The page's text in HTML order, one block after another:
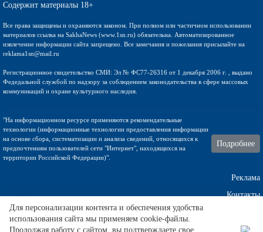
Содержит материалы 18+
Все права защищены и охраняются законом. При полном или частичном использовании
материалов ссылка на SakhaNews (www.1sn.ru) обязательна. Автоматизированное
извлечение информации сайта запрещено. Все замечания и пожелания присылайте на
reklama1sn@mail.ru
Регистрационное свидетельство СМИ: Эл № ФС77-26316 от 1 декабря 2006 г. , выдано
Федедальной службой по надзору за соблюдением законодательства в сфере массовых
коммуникаций и охране культурного наследия.
"На информационном ресурсе применяются рекомендательные
технологии (информационные технологии предоставления информации
на основе сбора, систематизации и анализа сведений, относящихся к
предпочтениям пользователей сети "Интернет", находящихся на
территории Российской Федерации)".
Подробнее
Реклама
Контакты
Техническа поддержка
Для персонализации контента и обеспечения удобства
использования сайта мы применяем cookie-файлы.
Продолжая работу с сайтом, вы подтверждаете свое